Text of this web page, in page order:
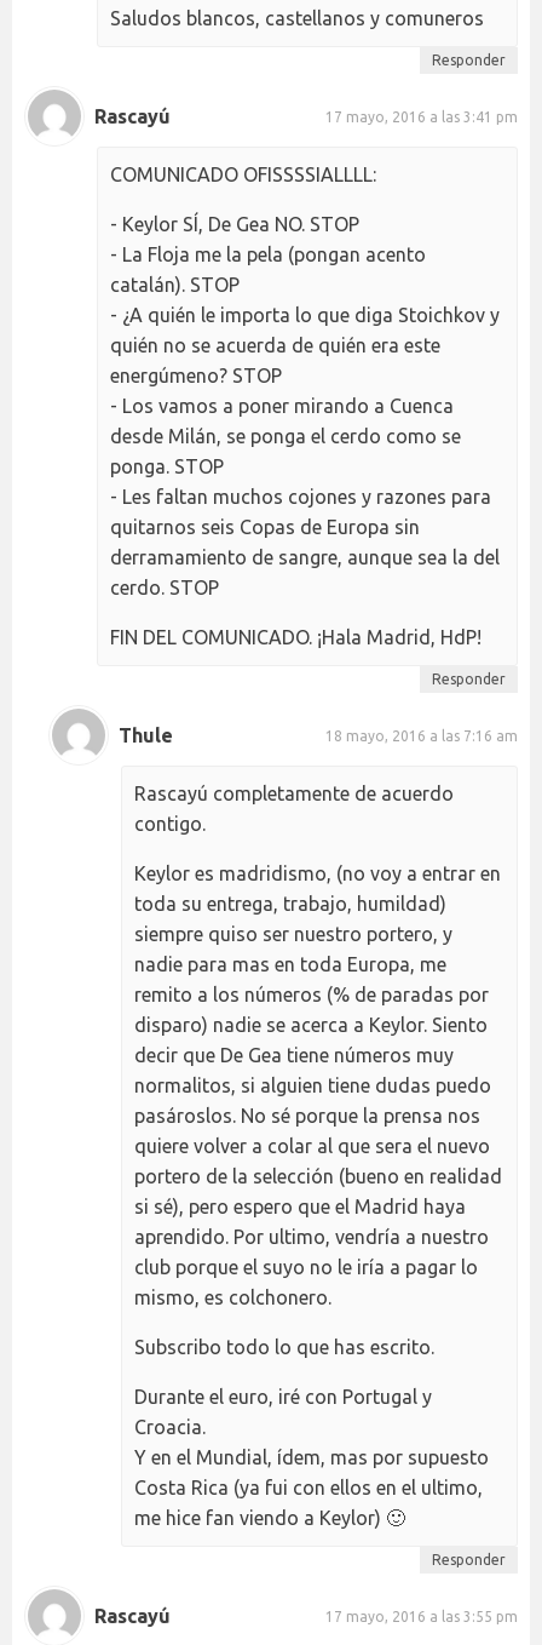
Saludos blancos, castellanos y comuneros
Responder
Rascayú 17 mayo, 2016 a las 3:41 pm
COMUNICADO OFISSSSIALLLL:
- Keylor SÍ, De Gea NO. STOP
- La Floja me la pela (pongan acento
catalán). STOP
- ¿A quién le importa lo que diga Stoichkov y
quién no se acuerda de quién era este
energúmeno? STOP
- Los vamos a poner mirando a Cuenca
desde Milán, se ponga el cerdo como se
ponga. STOP
- Les faltan muchos cojones y razones para
quitarnos seis Copas de Europa sin
derramamiento de sangre, aunque sea la del
cerdo. STOP
FIN DEL COMUNICADO. ¡Hala Madrid, HdP!
Responder
Thule 18 mayo, 2016 a las 7:16 am
Rascayú completamente de acuerdo
contigo.
Keylor es madridismo, (no voy a entrar en
toda su entrega, trabajo, humildad)
siempre quiso ser nuestro portero, y
nadie para mas en toda Europa, me
remito a los números (% de paradas por
disparo) nadie se acerca a Keylor. Siento
decir que De Gea tiene números muy
normalitos, si alguien tiene dudas puedo
pasároslos. No sé porque la prensa nos
quiere volver a colar al que sera el nuevo
portero de la selección (bueno en realidad
si sé), pero espero que el Madrid haya
aprendido. Por ultimo, vendría a nuestro
club porque el suyo no le iría a pagar lo
mismo, es colchonero.
Subscribo todo lo que has escrito.
Durante el euro, iré con Portugal y
Croacia.
Y en el Mundial, ídem, mas por supuesto
Costa Rica (ya fui con ellos en el ultimo,
me hice fan viendo a Keylor) 🙂
Responder
Rascayú 17 mayo, 2016 a las 3:55 pm